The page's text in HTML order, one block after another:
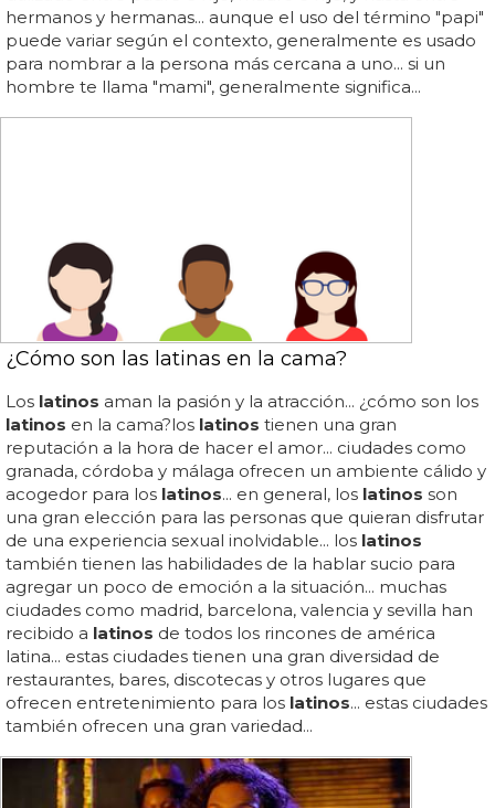
hermanos y hermanas... aunque el uso del término "papi"
puede variar según el contexto, generalmente es usado
para nombrar a la persona más cercana a uno... si un
hombre te llama "mami", generalmente significa...
¿Cómo son las latinas en la cama?
Los latinos aman la pasión y la atracción... ¿cómo son los
latinos en la cama?los latinos tienen una gran
reputación a la hora de hacer el amor... ciudades como
granada, córdoba y málaga ofrecen un ambiente cálido y
acogedor para los latinos... en general, los latinos son
una gran elección para las personas que quieran disfrutar
de una experiencia sexual inolvidable... los latinos
también tienen las habilidades de la hablar sucio para
agregar un poco de emoción a la situación... muchas
ciudades como madrid, barcelona, ​​valencia y sevilla han
recibido a latinos de todos los rincones de américa
latina... estas ciudades tienen una gran diversidad de
restaurantes, bares, discotecas y otros lugares que
ofrecen entretenimiento para los latinos... estas ciudades
también ofrecen una gran variedad...